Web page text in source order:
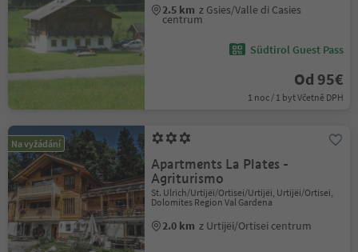
2.5 km z Gsies/Valle di Casies
centrum
Südtirol Guest Pass
Od 95€
1 noc / 1 byt Včetně DPH
Na vyžádání
Apartments La Plates -
Agriturismo
St. Ulrich/Urtijëi/Ortisei/Urtijëi, Urtijëi/Ortisei,
Dolomites Region Val Gardena
2.0 km z Urtijëi/Ortisei centrum